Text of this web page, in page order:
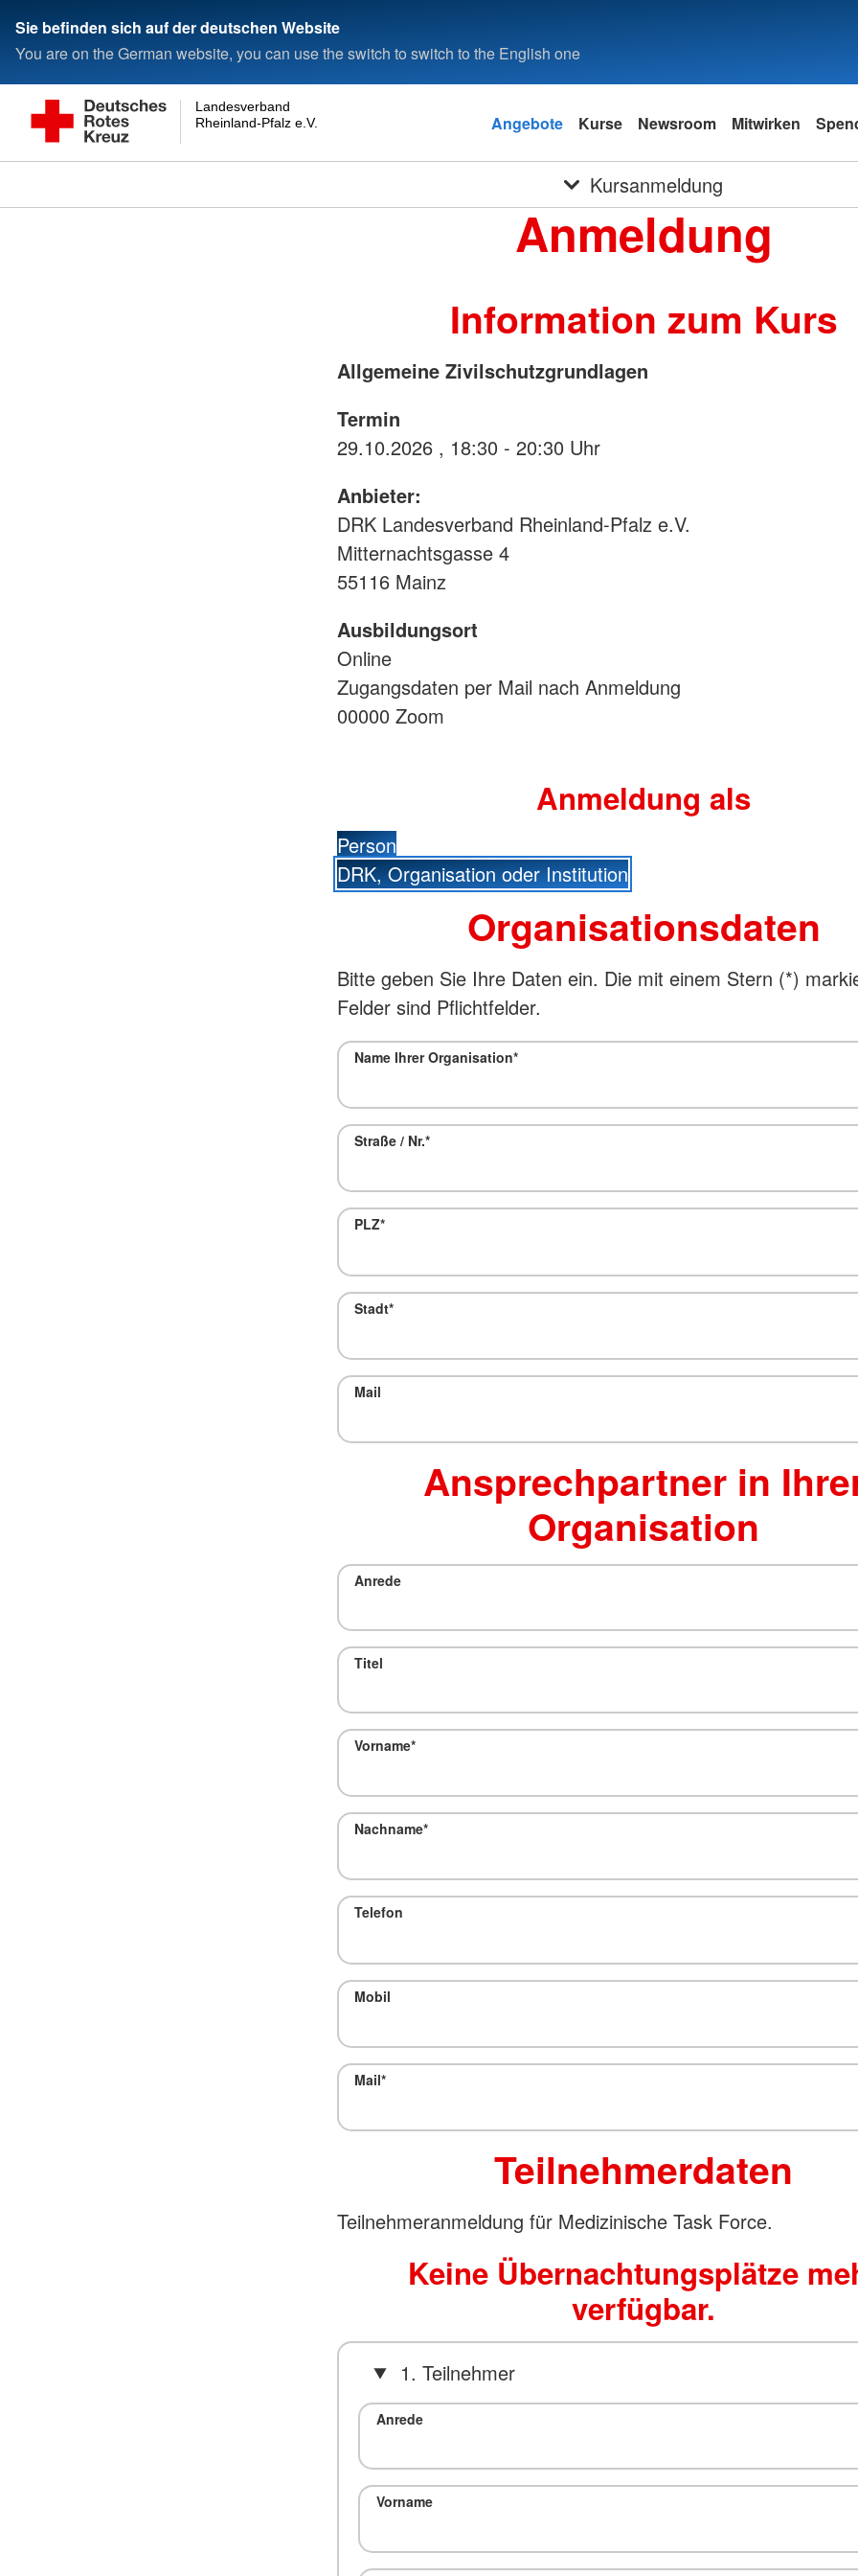
Sie befinden sich auf der deutschen Website
You are on the German website, you can use the switch to switch to the English one
Rheinland-Pfalz e.V.
Landesverband
Angebote Kurse Newsroom Mitwirken
Kursanmeldung
Anmeldung
Information zum Kurs
Allgemeine Zivilschutzgrundlagen
Termin
29.10.2026 , 18:30 - 20:30 Uhr
Anbieter:
DRK Landesverband Rheinland-Pfalz e.V.
Mitternachtsgasse 4
55116 Mainz
Ausbildungsort
Online
Zugangsdaten per Mail nach Anmeldung
00000 Zoom
Anmeldung als
Person
DRK, Organisation oder Institution
Organisationsdaten
Bitte geben Sie Ihre Daten ein. Die mit einem Stern (*)
Felder sind Pflichtfelder.
Name Ihrer Organisation*
Straße / Nr.*
PLZ*
Stadt*
Mail
Ansprechpartner in
Organisation
Anrede
Titel
Vorname*
Nachname*
Telefon
Mobil
Mail*
Teilnehmerdaten
Teilnehmeranmeldung für Medizinische Task Force.
Keine Übernachtungsplätze
verfügbar.
1. Teilnehmer
Anrede
Vorname